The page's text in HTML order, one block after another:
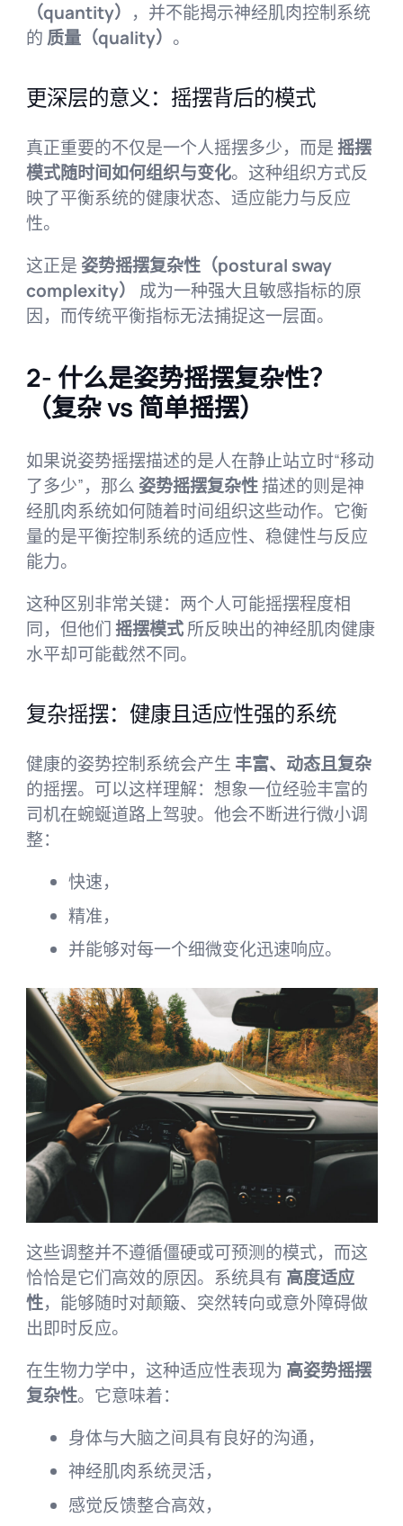
（quantity） ，并不能揭示神经肌肉控制系统
的 质量（quality） 。
更深层的意义：摇摆背后的模式
真正重要的不仅是一个人摇摆多少，而是摇摆
模式随时间如何组织与变化。这种组织方式反
映了平衡系统的健康状态、适应能力与反应
性。
这正是 姿势摇摆复杂性（postural sway
complexity）
成为一种强大且敏感指标的原
因，而传统平衡指标无法捕捉这一层面。
2- 什么是姿势摇摆复杂性？
（复杂 vs 简单摇摆）
如果说姿势摇摆描述的是人在静止站立时“移动
了多少”，那么 姿势摇摆复杂性描述的则是神
经肌肉系统如何随着时间组织这些动作。它衡
量的是平衡控制系统的适应性、稳健性与反应
能力。
这种区别非常关键：两个人可能摇摆程度相
同，但他们摇摆模式所反映出的神经肌肉健康
水平却可能截然不同。
复杂摇摆：健康且适应性强的系统
健康的姿势控制系统会产生 丰富、动态且复杂
的摇摆。可以这样理解：想象一位经验丰富的
司机在蜿蜒道路上驾驶。他会不断进行微小调
整：
快速，
精准，
并能够对每一个细微变化迅速响应。
这些调整并不遵循僵硬或可预测的模式，而这
恰恰是它们高效的原因。系统具有 高度适应
性，能够随时对颠簸、突然转向或意外障碍做
出即时反应。
在生物力学中，这种适应性表现为 高姿势摇摆
复杂性。它意味着：
身体与大脑之间具有良好的沟通，
神经肌肉系统灵活，
感觉反馈整合高效，